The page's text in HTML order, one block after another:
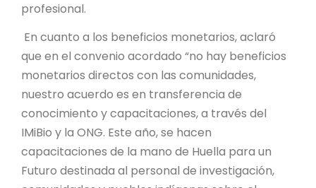
profesional.
En cuanto a los beneficios monetarios, aclaró
que en el convenio acordado “no hay beneficios
monetarios directos con las comunidades,
nuestro acuerdo es en transferencia de
conocimiento y capacitaciones, a través del
IMiBio y la ONG. Este año, se hacen
capacitaciones de la mano de Huella para un
Futuro destinada al personal de investigación,